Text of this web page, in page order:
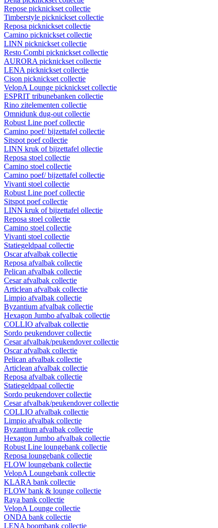
Repose picknickset collectie
Timberstyle picknickset collectie
Reposa picknickset collectie
Camino picknickset collectie
LINN picknickset collectie
Resto Combi picknickset collectie
AURORA picknickset collectie
LENA picknickset collectie
Cison picknickset collectie
VelopA Lounge picknickset collectie
ESPRIT tribunebanken collectie
Rino zitelementen collectie
Omnidunk dug-out collectie
Robust Line poef collectie
Camino poef/ bijzettafel collectie
Sitspot poef collectie
LINN kruk of bijzettafel ollectie
Reposa stoel collectie
Camino stoel collectie
Camino poef/ bijzettafel collectie
Vivanti stoel collectie
Robust Line poef collectie
Sitspot poef collectie
LINN kruk of bijzettafel ollectie
Reposa stoel collectie
Camino stoel collectie
Vivanti stoel collectie
Statiegeldpaal collectie
Oscar afvalbak collectie
Reposa afvalbak collectie
Pelican afvalbak collectie
Cesar afvalbak collectie
Articlean afvalbak collectie
Limpio afvalbak collectie
Byzantium afvalbak collectie
Hexagon Jumbo afvalbak collectie
COLLIO afvalbak collectie
Sordo peukendover collectie
Cesar afvalbak/peukendover collectie
Oscar afvalbak collectie
Pelican afvalbak collectie
Articlean afvalbak collectie
Reposa afvalbak collectie
Statiegeldpaal collectie
Sordo peukendover collectie
Cesar afvalbak/peukendover collectie
COLLIO afvalbak collectie
Limpio afvalbak collectie
Byzantium afvalbak collectie
Hexagon Jumbo afvalbak collectie
Robust Line loungebank collectie
Reposa loungebank collectie
FLOW loungebank collectie
VelopA Loungebank collectie
KLARA bank collectie
FLOW bank & lounge collectie
Raya bank collectie
VelopA Lounge collectie
ONDA bank collectie
LENA boombank collectie